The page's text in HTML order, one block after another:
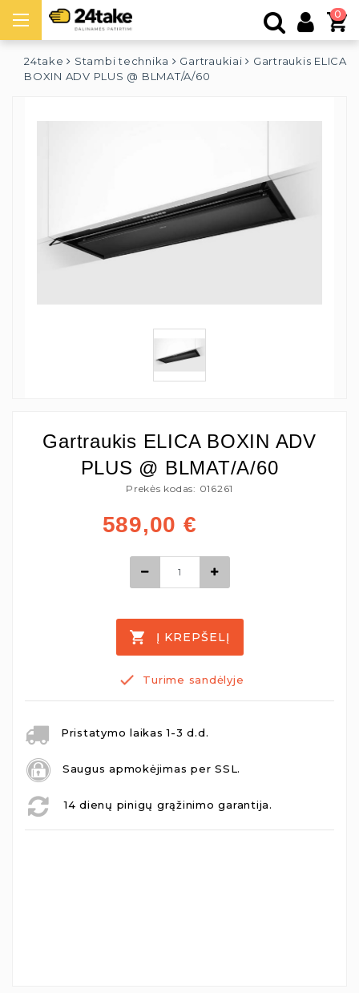
0
24take Stambi technika Gartraukiai
Gartraukis ELICA
BOXIN ADV PLUS @ BLMAT/A/60
Gartraukis ELICA BOXIN ADV
PLUS @ BLMAT/A/60
Prekės kodas: 016261
589,00 €
Į KREPŠELĮ
Turime sandėlyje
Pristatymo laikas 1-3 d.d.
Saugus apmokėjimas per SSL.
14 dienų pinigų grąžinimo garantija.